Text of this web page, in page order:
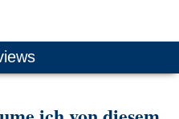
interessieren: